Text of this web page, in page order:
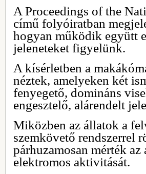
A Proceedings of the
című folyóiratban
hogyan működik együtt
jeleneteket figyelünk.
A kísérletben a
néztek, amelyeken két
fenyegető, domináns
engesztelő, alárendelt
Miközben az állatok a
szemkövető rendszerrel
párhuzamosan mérték
elektromos aktivitását.